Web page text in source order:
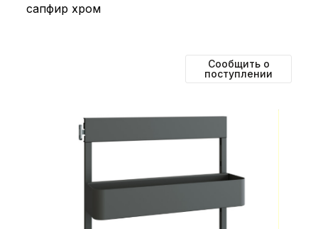
сапфир хром
Сообщить о
поступлении